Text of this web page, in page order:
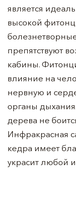
является
высокой
препятствуют
кабины.
влияние на
нервную и
органы
дерева не
Инфракрасная
кедра имеет
украсит любой